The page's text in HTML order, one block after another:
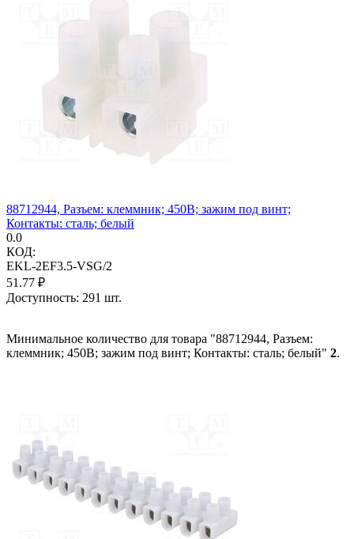
88712944, Разъем: клеммник; 450В; зажим под винт;
Контакты: сталь; белый
0.0
КОД:
EKL-2EF3.5-VSG/2
51.77 ₽
Доступность: 291 шт.
Минимальное количество для товара "88712944, Разъем:
клеммник; 450В; зажим под винт; Контакты: сталь; белый" 2.